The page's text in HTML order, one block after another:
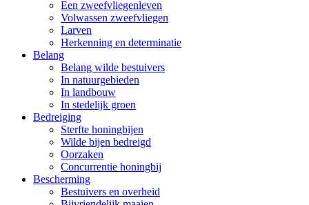
Een zweefvliegenleven
Volwassen zweefvliegen
Larven
Herkenning en determinatie
Belang
Belang wilde bestuivers
In natuurgebieden
In landbouw
In stedelijk groen
Bedreiging
Sterfte honingbijen
Wilde bijen bedreigd
Oorzaken
Concurrentie honingbij
Bescherming
Bestuivers en overheid